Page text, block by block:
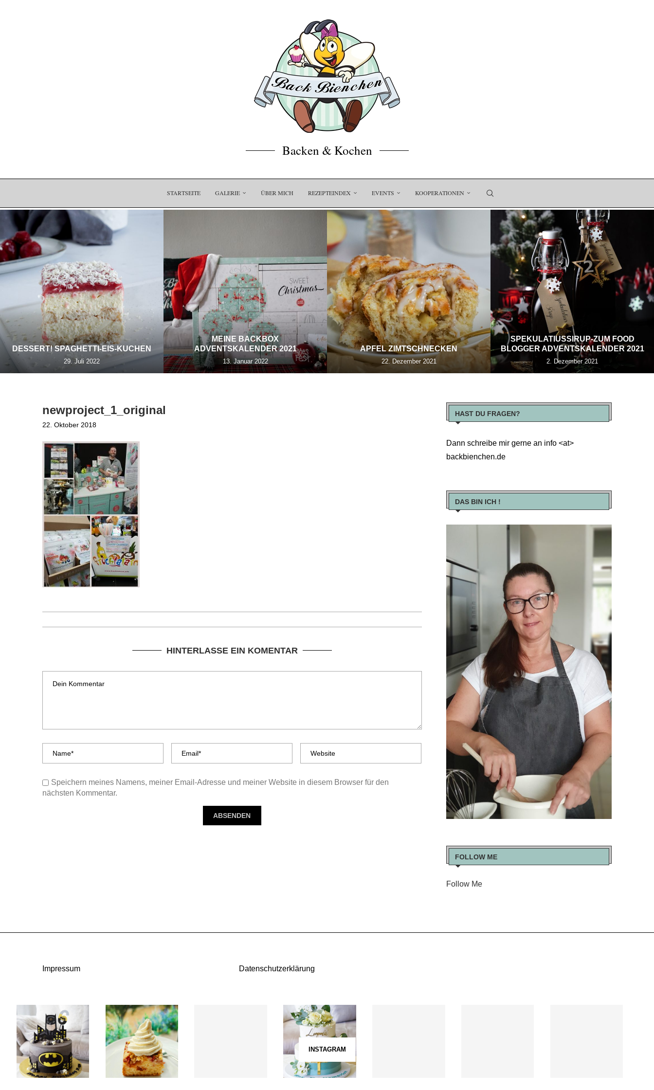
Backen & Kochen
STARTSEITE GALERIE ÜBER MICH REZEPTEINDEX EVENTS KOOPERATIONEN
DESSERT! SPAGHETTI-EIS-KUCHEN
29. Juli 2022
MEINE BACKBOX
ADVENTSKALENDER 2021
13. Januar 2022
APFEL ZIMTSCHNECKEN
22. Dezember 2021
SPEKULATIUSSIRUP-ZUM FOOD
BLOGGER ADVENTSKALENDER 2021
2. Dezember 2021
newproject_1_original
22. Oktober 2018
HINTERLASSE EIN KOMENTAR
Speichern meines Namens, meiner Email-Adresse und meiner Website in diesem Browser für den
nächsten Kommentar.
HAST DU FRAGEN?
Dann schreibe mir gerne an info <at>
backbienchen.de
DAS BIN ICH !
FOLLOW ME
Follow Me
Impressum Datenschutzerklärung
INSTAGRAM